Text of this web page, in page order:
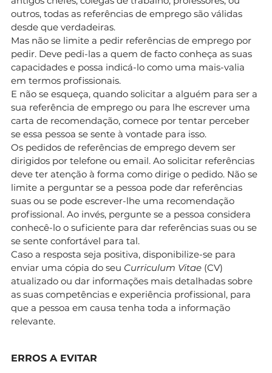
outros, todas as referências de emprego são válidas
desde que verdadeiras.
Mas não se limite a pedir referências de emprego por
pedir. Deve pedi-las a quem de facto conheça as suas
capacidades e possa indicá-lo como uma mais-valia
em termos profissionais.
E não se esqueça, quando solicitar a alguém para ser a
sua referência de emprego ou para lhe escrever uma
carta de recomendação, comece por tentar perceber
se essa pessoa se sente à vontade para isso.
Os pedidos de referências de emprego devem ser
dirigidos por telefone ou email. Ao solicitar referências
deve ter atenção à forma como dirige o pedido. Não se
limite a perguntar se a pessoa pode dar referências
suas ou se pode escrever-lhe uma recomendação
profissional. Ao invés, pergunte se a pessoa considera
conhecê-lo o suficiente para dar referências suas ou se
se sente confortável para tal.
Caso a resposta seja positiva, disponibilize-se para
enviar uma cópia do seu Curriculum Vitae (CV)
atualizado ou dar informações mais detalhadas sobre
as suas competências e experiência profissional, para
que a pessoa em causa tenha toda a informação
relevante.
ERROS A EVITAR